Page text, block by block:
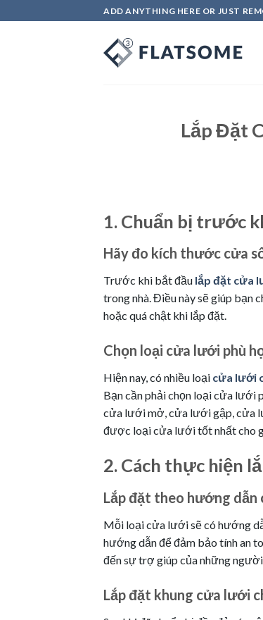
to
ADD ANYTHING HERE OR JUST
Lắp Đặt
1. Chuẩn bị trước
Hãy đo kích thước cửa
Trước khi bắt đầu lắp đặt cửa
trong nhà. Điều này sẽ giúp
hoặc quá chật khi lắp đặt.
Chọn loại cửa lưới phù
Hiện nay, có nhiều loại cửa lưới
Bạn cần phải chọn loại cửa lưới
cửa lưới mở, cửa lưới gập, cửa
được loại cửa lưới tốt nhất cho
2. Cách thực hiện
Lắp đặt theo hướng dẫn
Mỗi loại cửa lưới sẽ có hướng
hướng dẫn để đảm bảo tính an
đến sự trợ giúp của những
Lắp đặt khung cửa lưới